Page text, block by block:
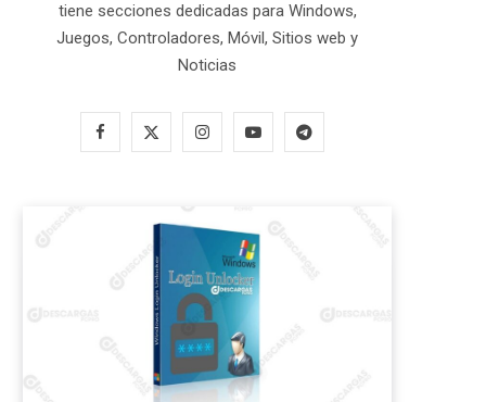
tiene secciones dedicadas para Windows,
Juegos, Controladores, Móvil, Sitios web y
Noticias
F
w
i
t
t
I
a
r
Y
e
T